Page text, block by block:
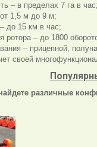
– в пределах 7 га в час;
1,5 м до 9 м;
до 15 км в час;
ротора – до 1800
– прицепной,
своей
различные